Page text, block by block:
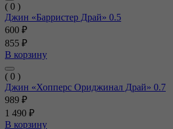
( 0 )
Джин «Барристер Драй» 0.5
600 ₽
855 ₽
В корзину
( 0 )
Джин «Хопперс Ориджинал Драй» 0.7
989 ₽
1 490 ₽
В корзину